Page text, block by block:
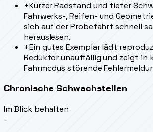
+Kurzer Radstand und tiefer
Fahrwerks-, Reifen- und
sich auf der Probefahrt schnell
herauslesen.
+Ein gutes Exemplar lädt
Reduktor unauffällig und zeigt in
Fahrmodus störende
Chronische Schwachstellen
Im Blick behalten
-